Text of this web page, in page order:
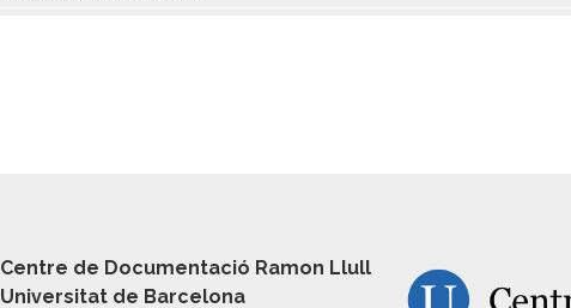
Centre de Documentació Ramon Llull
Universitat de Barcelona